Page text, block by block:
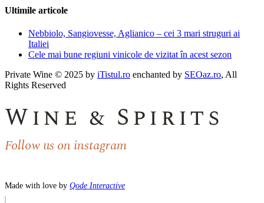
Ultimile articole
Nebbiolo, Sangiovesse, Aglianico – cei 3 mari struguri ai
Italiei
Cele mai bune regiuni vinicole de vizitat în acest sezon
Private Wine © 2025 by iTistul.ro enchanted by SEOaz.ro, All
Rights Reserved
Wine & Spirits
Follow us on instagram
Made with love by Qode Interactive